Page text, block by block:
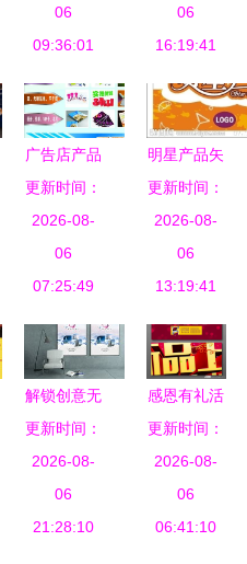
06
09:36:01
告设计的空
间解构与情
06
16:19:41
广告店产品
展示 创意
设计，点亮
品牌视觉
更新时间：
2026-08-
06
07:25:49
明星产品矢
量图 广告
设计中的利
器与创意宝
库
更新时间：
2026-08-
06
13:19:41
解锁创意无
限可能
PSD广告公
司宣传片的
全流程设计
更新时间：
2026-08-
06
21:28:10
感恩有礼活
动宣传单设
计模板PSD
素材推荐
更新时间：
2026-08-
06
06:41:10